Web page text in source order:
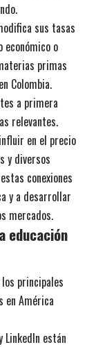
sus tasas
económico o
primas
Colombia.
a primera
relevantes.
en el precio
y diversos
conexiones
y a desarrollar
mercados.
educación
principales
en América
LinkedIn están